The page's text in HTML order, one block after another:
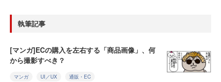
執筆記事
[マンガ]ECの購入を左右する「商品画像」、何
から撮影すべき？
マンガ UI／UX 通販・EC